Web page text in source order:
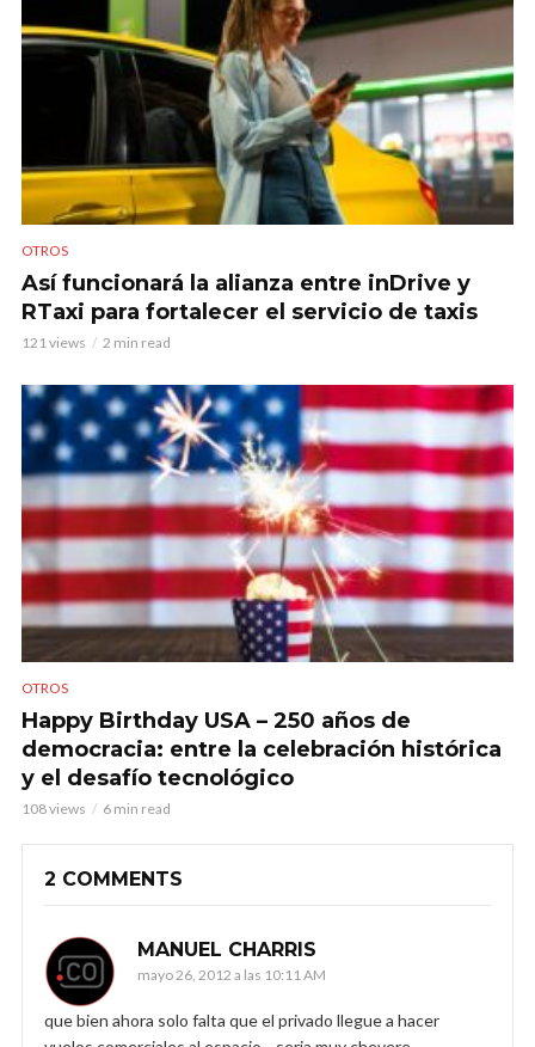
OTROS
Así funcionará la alianza entre inDrive y
RTaxi para fortalecer el servicio de taxis
121 views 2 min read
OTROS
Happy Birthday USA – 250 años de
democracia: entre la celebración histórica
y el desafío tecnológico
108 views 6 min read
2 COMMENTS
MANUEL CHARRIS
mayo 26, 2012 a las 10:11 AM
que bien ahora solo falta que el privado llegue a hacer